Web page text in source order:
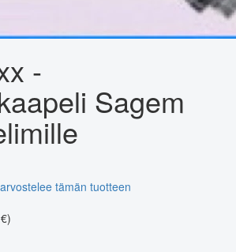
-
Sagem
tämän tuotteen